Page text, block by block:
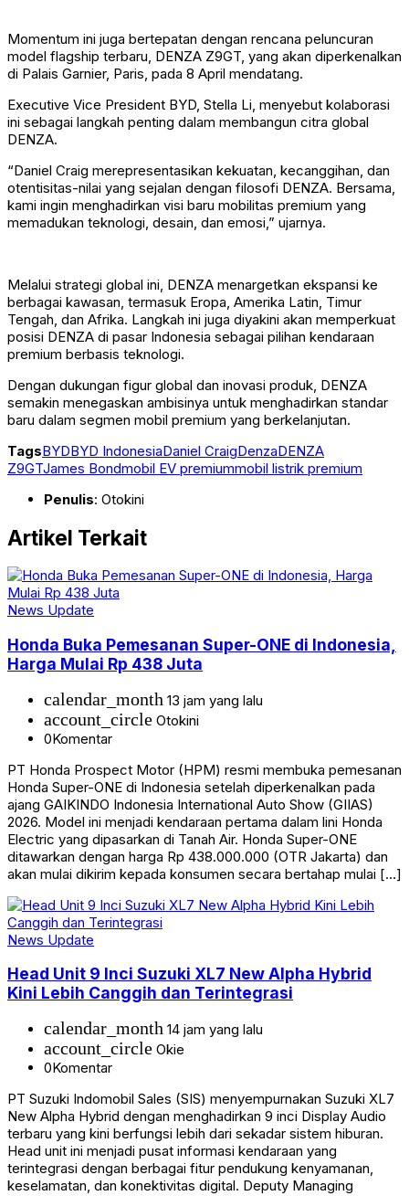
Momentum ini juga bertepatan dengan rencana peluncuran
model flagship terbaru, DENZA Z9GT, yang akan diperkenalkan
di Palais Garnier, Paris, pada 8 April mendatang.
Executive Vice President BYD, Stella Li, menyebut kolaborasi
ini sebagai langkah penting dalam membangun citra global
DENZA.
“Daniel Craig merepresentasikan kekuatan, kecanggihan, dan
otentisitas-nilai yang sejalan dengan filosofi DENZA. Bersama,
kami ingin menghadirkan visi baru mobilitas premium yang
memadukan teknologi, desain, dan emosi,” ujarnya.
Melalui strategi global ini, DENZA menargetkan ekspansi ke
berbagai kawasan, termasuk Eropa, Amerika Latin, Timur
Tengah, dan Afrika. Langkah ini juga diyakini akan memperkuat
posisi DENZA di pasar Indonesia sebagai pilihan kendaraan
premium berbasis teknologi.
Dengan dukungan figur global dan inovasi produk, DENZA
semakin menegaskan ambisinya untuk menghadirkan standar
baru dalam segmen mobil premium yang berkelanjutan.
TagsBYDBYD IndonesiaDaniel CraigDenzaDENZA
Z9GTJames Bondmobil EV premiummobil listrik premium
Penulis: Otokini
Artikel Terkait
News Update
Honda Buka Pemesanan Super-ONE di Indonesia,
Harga Mulai Rp 438 Juta
calendar_month 13 jam yang lalu
account_circle Otokini
0Komentar
PT Honda Prospect Motor (HPM) resmi membuka pemesanan
Honda Super-ONE di Indonesia setelah diperkenalkan pada
ajang GAIKINDO Indonesia International Auto Show (GIIAS)
2026. Model ini menjadi kendaraan pertama dalam lini Honda
Electric yang dipasarkan di Tanah Air. Honda Super-ONE
ditawarkan dengan harga Rp 438.000.000 (OTR Jakarta) dan
akan mulai dikirim kepada konsumen secara bertahap mulai […]
News Update
Head Unit 9 Inci Suzuki XL7 New Alpha Hybrid
Kini Lebih Canggih dan Terintegrasi
calendar_month 14 jam yang lalu
account_circle Okie
0Komentar
PT Suzuki Indomobil Sales (SIS) menyempurnakan Suzuki XL7
New Alpha Hybrid dengan menghadirkan 9 inci Display Audio
terbaru yang kini berfungsi lebih dari sekadar sistem hiburan.
Head unit ini menjadi pusat informasi kendaraan yang
terintegrasi dengan berbagai fitur pendukung kenyamanan,
keselamatan, dan konektivitas digital. Deputy Managing